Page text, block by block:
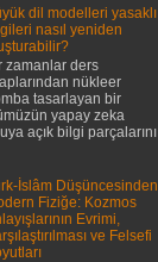
dil modelleri yasaklı
nasıl yeniden
zamanlar ders
nükleer
tasarlayan bir
yapay zeka
açık bilgi parçalarını
İslâm Düşüncesinden
Fiziğe: Kozmos
Evrimi,
ve Felsefi